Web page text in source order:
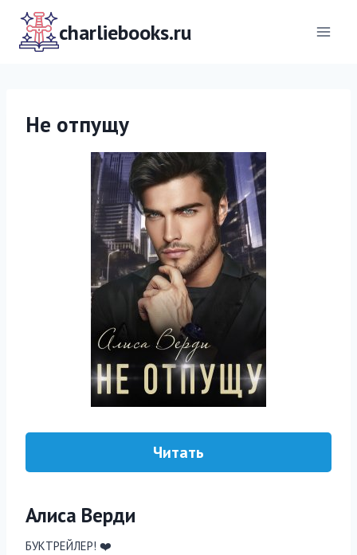
Перейти
содержимомуcharliebooks.ru
Не отпущу
Читать
Алиса Верди
БУКТРЕЙЛЕР! ‍❤️‍